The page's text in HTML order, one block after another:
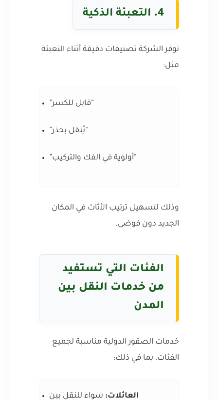
4. التعبئة الذكية
توفر الشركة تصنيفات دقيقة أثناء التعبئة
مثل:
“قابل للكسر”
“يُنقل بحذر”
“أولوية في الفك والتركيب”
وذلك لتسهيل ترتيب الأثاث في المكان
الجديد دون فوضى.
الفئات التي تستفيد
من خدمات النقل بين
المدن
خدمات الصقور الدولية مناسبة لجميع
الفئات، بما في ذلك:
العائلات: سواء للنقل بين